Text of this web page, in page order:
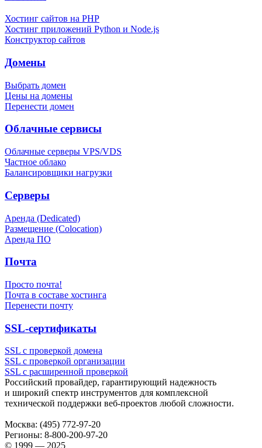
Хостинг сайтов на PHP
Хостинг приложений Python и Node.js
Конструктор сайтов
Домены
Выбрать домен
Цены на домены
Перенести домен
Облачные сервисы
Облачные серверы VPS/VDS
Частное облако
Балансировщики нагрузки
Серверы
Аренда (Dedicated)
Размещение (Colocation)
Аренда ПО
Почта
Просто почта!
Почта в составе хостинга
Перенести почту
SSL-сертификаты
SSL с проверкой домена
SSL с проверкой организации
SSL с расширенной проверкой
Российский провайдер, гарантирующий надежность
и широкий спектр инструментов для комплексной
технической поддержки веб-проектов любой сложности.
Москва: (495) 772-97-20
Регионы: 8-800-200-97-20
© 1999 — 2025